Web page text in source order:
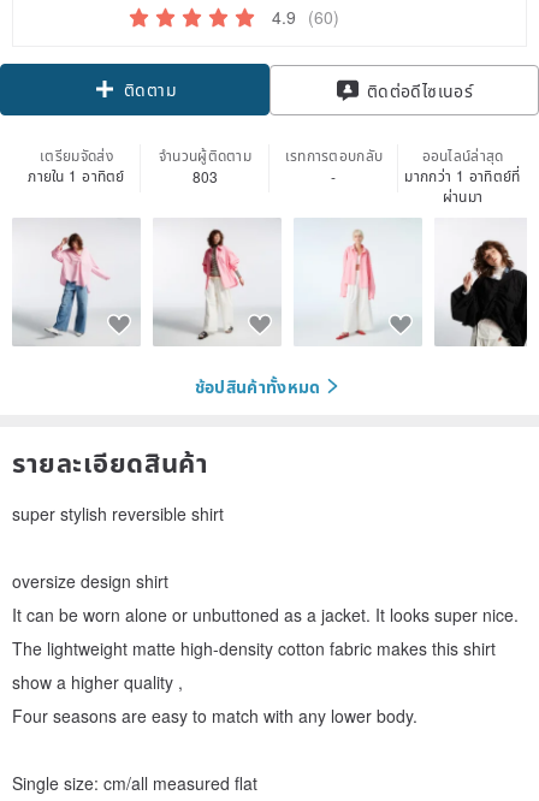
4.9 (60)
ติดตาม ติดต่อดีไซเนอร์
เตรียมจัดส่ง
ภายใน 1 อาทิตย์
จำนวนผู้ติดตาม
803
เรทการตอบกลับ
-
ออนไลน์ล่าสุด
มากกว่า 1 อาทิตย์ที่
ผ่านมา
ช้อปสินค้าทั้งหมด
รายละเอียดสินค้า
super stylish reversible shirt
oversize design shirt
It can be worn alone or unbuttoned as a jacket. It looks super nice.
The lightweight matte high-density cotton fabric makes this shirt
show a higher quality ,
Four seasons are easy to match with any lower body.
Single size: cm/all measured flat